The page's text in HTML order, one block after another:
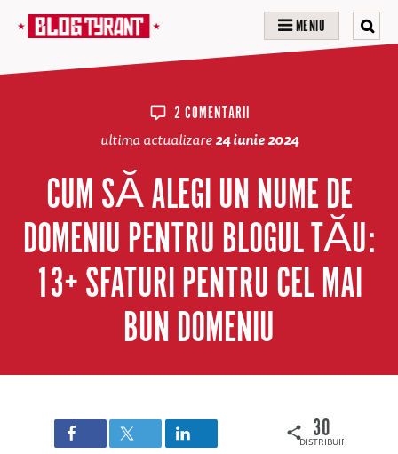
MENIU
2 COMENTARII
ultima actualizare24 iunie 2024
CUM SĂ ALEGI UN NUME DE
DOMENIU PENTRU BLOGUL TĂU:
13+ SFATURI PENTRU CEL MAI
BUN DOMENIU
DISTRIBUIRI
30